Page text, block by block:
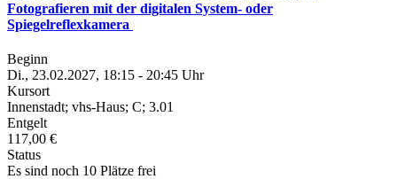
Fotografieren mit der digitalen System- oder
Spiegelreflexkamera
Beginn
Di., 23.02.2027, 18:15 - 20:45 Uhr
Kursort
Innenstadt; vhs-Haus; C; 3.01
Entgelt
117,00 €
Status
Es sind noch 10 Plätze frei